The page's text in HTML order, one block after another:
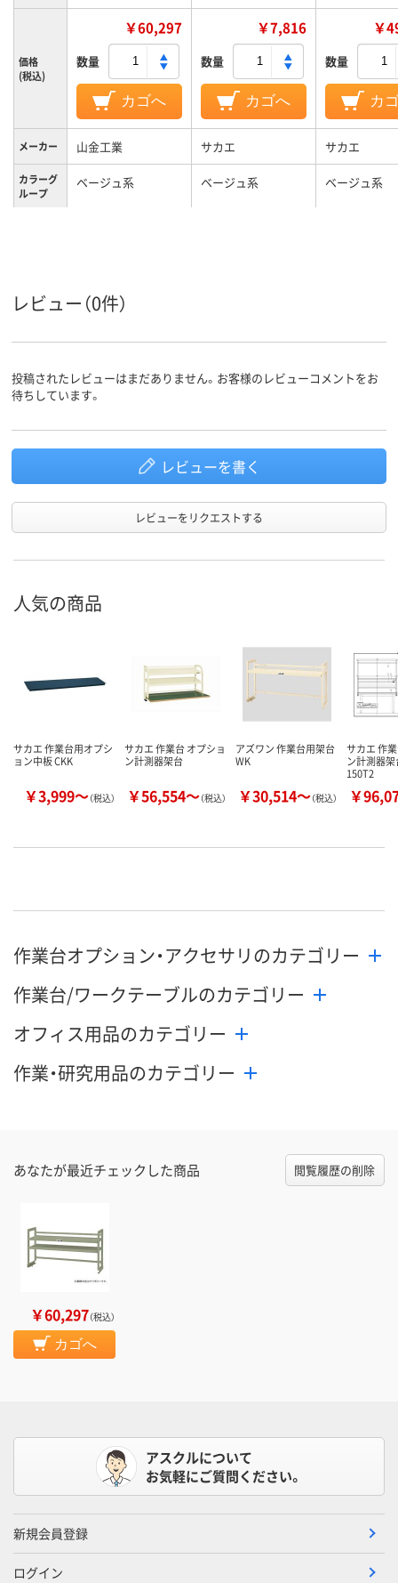
価格
(税込)
￥60,297
数量
カゴへ
￥7,816
数量
カゴへ
￥
数量
カ
メーカー 山金工業 サカエ サカエ
カラーグ
ループ
ベージュ系 ベージュ系 ベージュ系
レビュー（0件）
投稿されたレビューはまだありません。お客様のレビューコメントをお
待ちしています。
レビューを書く
レビューをリクエストする
人気の商品
サカエ 作業台用オプシ
ョン中板 CKK
￥3,999～（税込）
サカエ 作業台 オプショ
ン計測器架台
￥56,554～（税込）
アズワン 作業台用架台
WK
￥30,514～（税込）
サカエ 作
ン計測器架
150T2
￥
作業台オプション・アクセサリのカテゴリー
作業台/ワークテーブルのカテゴリー
オフィス用品のカテゴリー
作業・研究用品のカテゴリー
あなたが最近チェックした商品 閲覧履歴の削除
￥60,297（税込）
カゴへ
アスクルについて
お気軽にご質問ください。
新規会員登録
ログイン